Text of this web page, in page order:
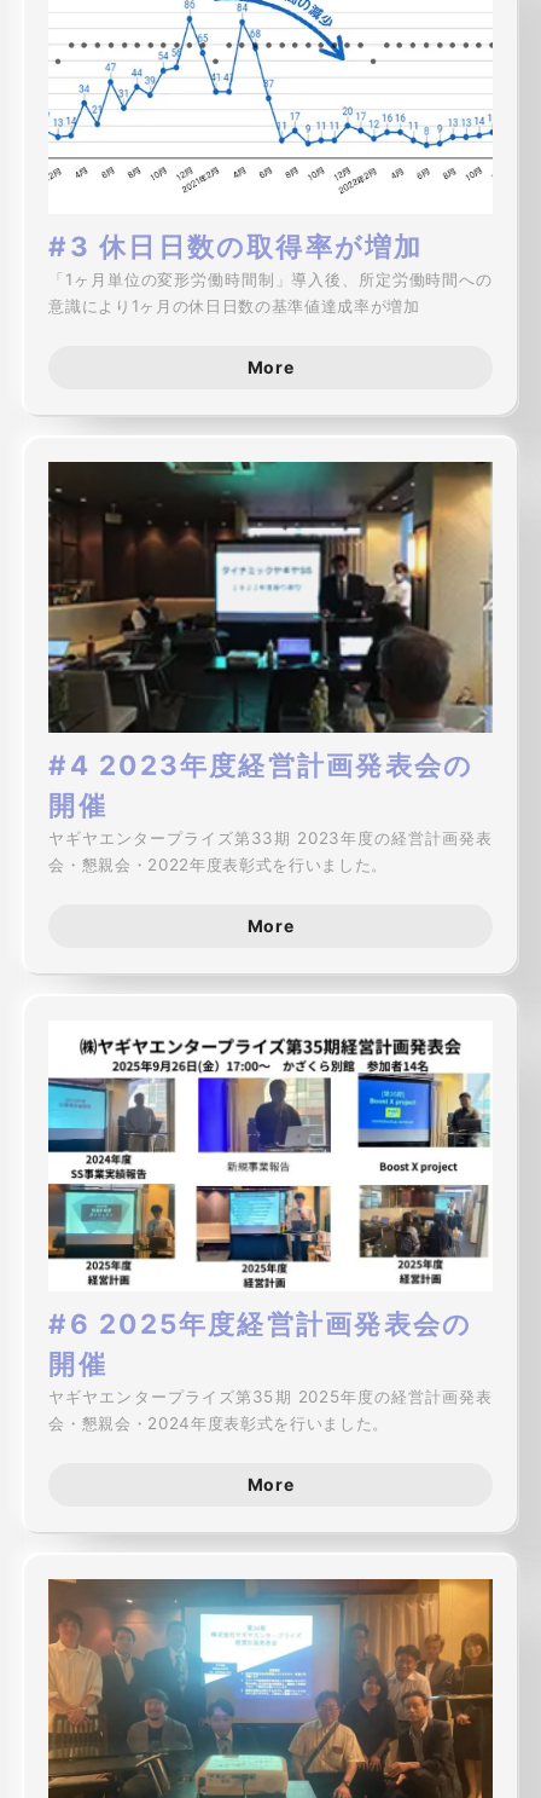
#3 休日日数の取得率が増加
「1ヶ月単位の変形労働時間制」導入後、所定労働時間への
意識により1ヶ月の休日日数の基準値達成率が増加
More
#4 2023年度経営計画発表会の
開催
ヤギヤエンタープライズ第33期 2023年度の経営計画発表
会・懇親会・2022年度表彰式を行いました。
More
#6 2025年度経営計画発表会の
開催
ヤギヤエンタープライズ第35期 2025年度の経営計画発表
会・懇親会・2024年度表彰式を行いました。
More